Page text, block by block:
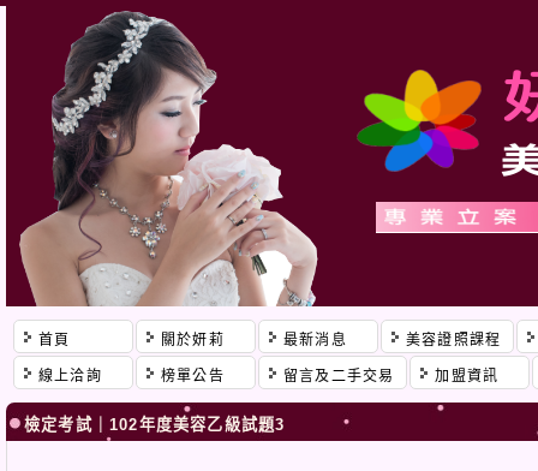
首頁 關於妍莉 最新消息 美容證照課程
線上洽詢 榜單公告 留言及二手交易 加盟資訊
檢定考試｜102年度美容乙級試題3